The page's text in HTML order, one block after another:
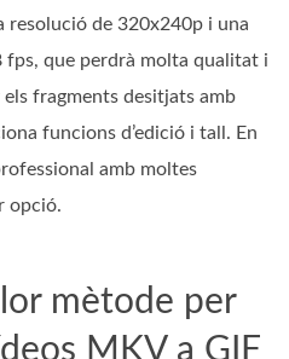
resolució de 320x240p i una
que perdrà molta qualitat i
fragments desitjats amb
funcions d’edició i tall. En
amb moltes
opció.
mètode per
MKV a GIF